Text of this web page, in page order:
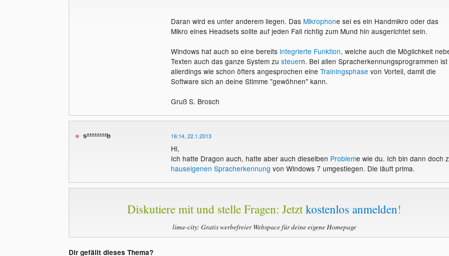
Daran wird es unter anderem liegen. Das Mikrophone sei es ein Handmikro oder das
Mikro eines Headsets sollte auf jeden Fall richtig zum Mund hin ausgerichtet sein.
Windows hat auch so eine bereits integrierte Funktion, welche auch die Möglichkeit
Texten auch das ganze System zu steuern. Bei allen Spracherkennungsprogrammen ist
allerdings wie schon öfters angesprochen eine Trainingsphase von Vorteil, damit die
Software sich an deine Stimme "gewöhnen" kann.
Gruß S. Brosch
s********b 16:14, 22.1.2013
Hi,
Ich hatte Dragon auch, hatte aber auch dieselben Probleme wie du. Ich bin dann doch
hauseigenen Spracherkennung von Windows 7 umgestiegen. Die läuft prima.
Diskutiere mit und stelle Fragen: Jetztkostenlos anmelden!
lima-city: Gratis werbefreier Webspace für deine eigene Homepage
Dir gefällt dieses Thema?